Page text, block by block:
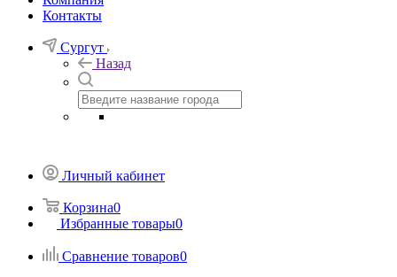
Контакты
Сургут
Назад
Личный кабинет
Корзина0
Избранные товары0
Сравнение товаров0